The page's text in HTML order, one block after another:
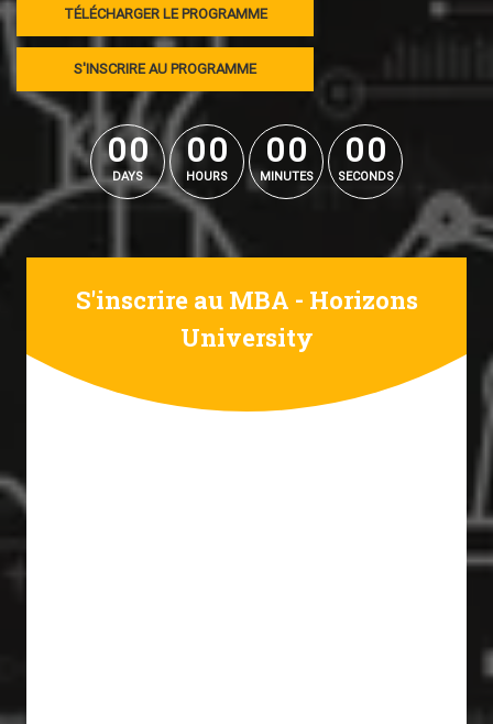
TÉLÉCHARGER LE PROGRAMME
S'INSCRIRE AU PROGRAMME
00
00
DAYS
00
00
HOURS
00
00
MINUTES
00
00
SECONDS
S'inscrire au MBA - Horizons
University